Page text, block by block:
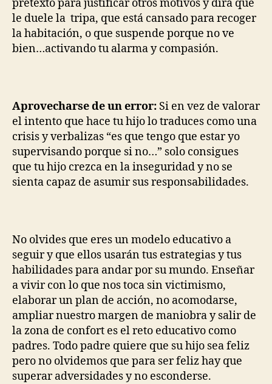
pretexto para justificar otros motivos y dirá que
le duele la tripa, que está cansado para recoger
la habitación, o que suspende porque no ve
bien…activando tu alarma y compasión.
Aprovecharse de un error: Si en vez de valorar
el intento que hace tu hijo lo traduces como una
crisis y verbalizas “es que tengo que estar yo
supervisando porque si no…” solo consigues
que tu hijo crezca en la inseguridad y no se
sienta capaz de asumir sus responsabilidades.
No olvides que eres un modelo educativo a
seguir y que ellos usarán tus estrategias y tus
habilidades para andar por su mundo. Enseñar
a vivir con lo que nos toca sin victimismo,
elaborar un plan de acción, no acomodarse,
ampliar nuestro margen de maniobra y salir de
la zona de confort es el reto educativo como
padres. Todo padre quiere que su hijo sea feliz
pero no olvidemos que para ser feliz hay que
superar adversidades y no esconderse.